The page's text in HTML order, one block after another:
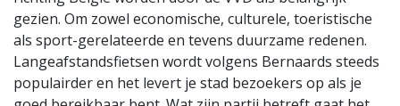
gezien. Om zowel economische, culturele, toeristische
als sport-gerelateerde en tevens duurzame redenen.
Langeafstandsfietsen wordt volgens Bernaards steeds
populairder en het levert je stad bezoekers op als je